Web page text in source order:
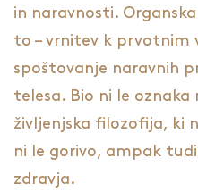
in naravnosti.
to – vrnitev k prvotnim
spoštovanje naravnih
telesa. Bio ni le
življenjska filozofija, ki
ni le gorivo, ampak
zdravja.